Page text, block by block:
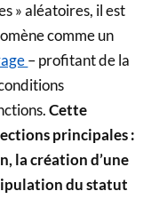
» aléatoires, il est
comme un
– profitant de la
Cette
principales :
la création d’une
du statut